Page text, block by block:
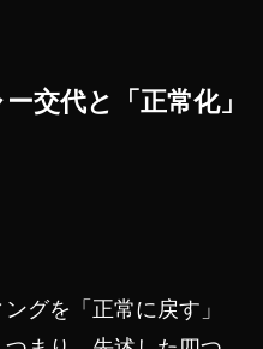
交代と「正常化」
グを「正常に戻す」